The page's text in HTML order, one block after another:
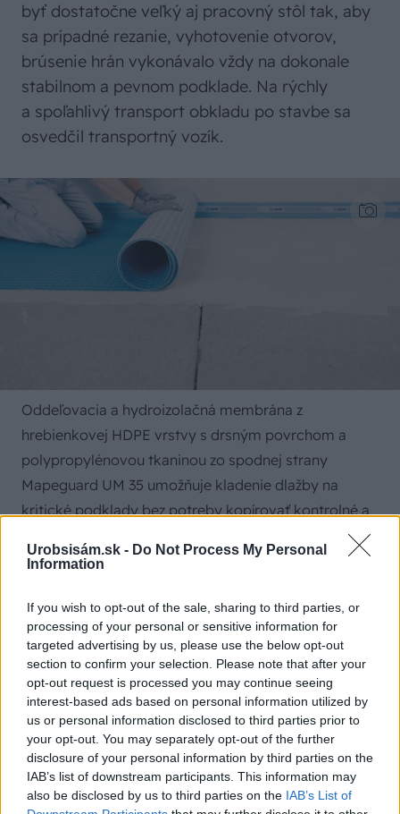
Urobsisám.sk - Do Not Process My Personal
Information
If you wish to opt-out of the sale, sharing to third parties, or
processing of your personal or sensitive information for
targeted advertising by us, please use the below opt-out
section to confirm your selection. Please note that after your
opt-out request is processed you may continue seeing
interest-based ads based on personal information utilized by
us or personal information disclosed to third parties prior to
your opt-out. You may separately opt-out of the further
disclosure of your personal information by third parties on the
IAB’s list of downstream participants. This information may
also be disclosed by us to third parties on the IAB’s List of
byť dostatočne veľký aj pracovný stôl tak, aby
sa prípadné rezanie, vyhotovenie otvorov,
brúsenie hrán vykonávalo vždy na dokonale
stabilnom a pevnom podklade. Na rýchly
a spoľahlivý transport obkladu po stavbe sa
osvedčil transportný vozík.
Oddeľovacia a hydroizolačná membrána z
hrebienkovej HDPE vrstvy s drsným povrchom a
polypropylénovou tkaninou zo spodnej strany
Mapeguard UM 35 umožňuje kladenie dlažby na
kritické podklady bez potreby kopírovať kontrolné a
veľkoformátovej dlažby/obkladu?
Tomáš Heřman:Na veľkoformátové obklady je
potrebné použiť lepidlá s vysokou prídržnosťou
(s označením podľa normy C2), ktoré sú
zároveň flexibilné (S1). Pre interiér odporúčame
Rako System AD530, pre exteriér lepidlo Rako
System AD531 MAX. Väčšie formáty s